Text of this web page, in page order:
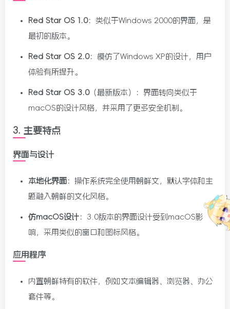
Red Star OS 1.0：类似于Windows 2000的界面，是
最初的版本。
Red Star OS 2.0：模仿了Windows XP的设计，用户
体验有所提升。
Red Star OS 3.0（最新版本）：界面转向类似于
macOS的设计风格，并采用了更多安全机制。
3. 主要特点
界面与设计
本地化界面 ：操作系统完全使用朝鲜文，默认字体和主
题融入朝鲜的文化风格。
仿macOS设计 ：3.0版本的界面设计受到macOS影
响，采用类似的窗口和图标风格。
应用程序
内置朝鲜特有的软件，例如文本编辑器、浏览器、办公
套件等。